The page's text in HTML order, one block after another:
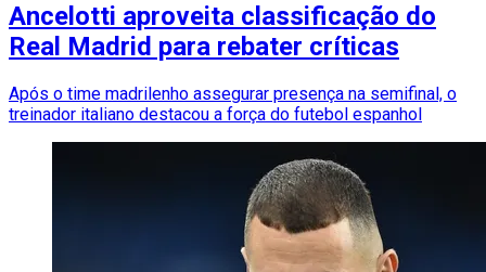
Ancelotti aproveita classificação do
Real Madrid para rebater críticas
Após o time madrilenho assegurar presença na semifinal, o
treinador italiano destacou a força do futebol espanhol